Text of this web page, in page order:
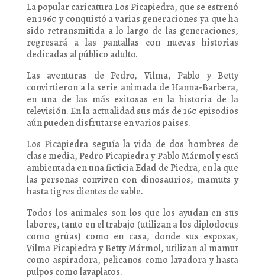
La popular caricatura Los Picapiedra, que se estrenó
en 1960 y conquistó a varias generaciones ya que ha
sido retransmitida a lo largo de las generaciones,
regresará a las pantallas con nuevas historias
dedicadas al público adulto.
Las aventuras de Pedro, Vilma, Pablo y Betty
convirtieron a la serie animada de Hanna-Barbera,
en una de las más exitosas en la historia de la
televisión. En la actualidad sus más de 160 episodios
aún pueden disfrutarse en varios países.
Los Picapiedra seguía la vida de dos hombres de
clase media, Pedro Picapiedra y Pablo Mármol y está
ambientada en una ficticia Edad de Piedra, en la que
las personas conviven con dinosaurios, mamuts y
hasta tigres dientes de sable.
Todos los animales son los que los ayudan en sus
labores, tanto en el trabajo (utilizan a los diplodocus
como grúas) como en casa, donde sus esposas,
Vilma Picapiedra y Betty Mármol, utilizan al mamut
como aspiradora, pelicanos como lavadora y hasta
pulpos como lavaplatos.